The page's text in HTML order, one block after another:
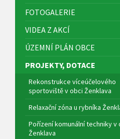
FOTOGALERIE
VIDEA Z AKCÍ
ÚZEMNÍ PLÁN OBCE
PROJEKTY, DOTACE
Rekonstrukce víceúčelového
sportoviště v obci Ženklava
Relaxační zóna u rybníka
Pořízení komunální techniky v
Ženklava